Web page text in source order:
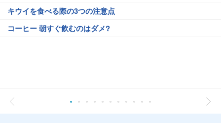
キウイを食べる際の3つの注意点
コーヒー 朝すぐ飲むのはダメ?